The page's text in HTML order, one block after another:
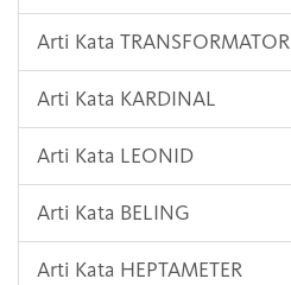
Arti Kata TRANSFORMATOR
Arti Kata KARDINAL
Arti Kata LEONID
Arti Kata BELING
Arti Kata HEPTAMETER